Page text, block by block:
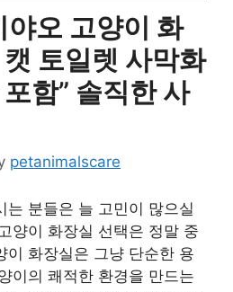
야오 고양이 화
토일렛 사막화
함” 솔직한 사
petanimalscare
는 분들은 늘 고민이 많으실
양이 화장실 선택은 정말 중
이 화장실은 그냥 단순한 용
이의 쾌적한 환경을 만드는